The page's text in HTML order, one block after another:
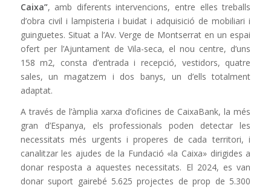
Caixa”, amb diferents intervencions, entre elles treballs
d’obra civil i lampisteria i buidat i adquisició de mobiliari i
guinguetes. Situat a l’Av. Verge de Montserrat en un espai
ofert per l’Ajuntament de Vila-seca, el nou centre, d’uns
158 m2, consta d’entrada i recepció, vestidors, quatre
sales, un magatzem i dos banys, un d’ells totalment
adaptat.
A través de l’àmplia xarxa d’oficines de CaixaBank, la més
gran d’Espanya, els professionals poden detectar les
necessitats més urgents i properes de cada territori, i
canalitzar les ajudes de la Fundació «la Caixa» dirigides a
donar resposta a aquestes necessitats. El 2024, es van
donar suport gairebé 5.625 projectes de prop de 5.300